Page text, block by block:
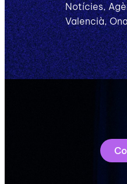
Notícies,
Valencià,